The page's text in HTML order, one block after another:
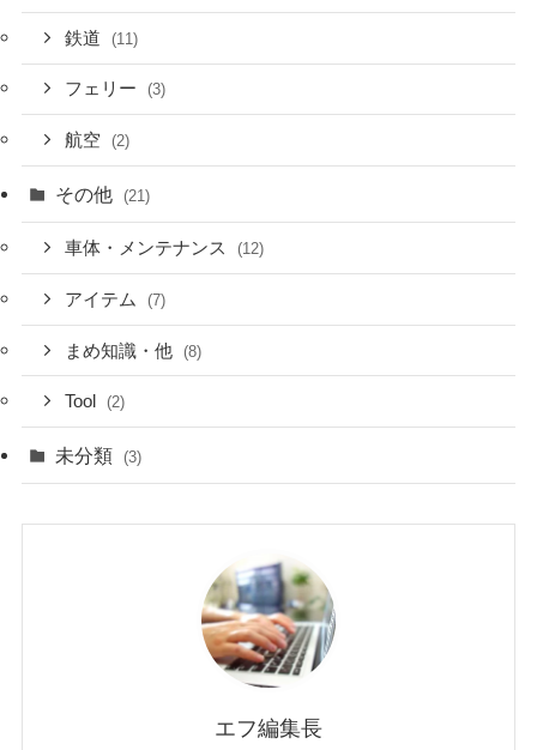
鉄道 (11)
フェリー (3)
航空 (2)
その他 (21)
車体・メンテナンス (12)
アイテム (7)
まめ知識・他 (8)
Tool (2)
未分類 (3)
エフ編集長